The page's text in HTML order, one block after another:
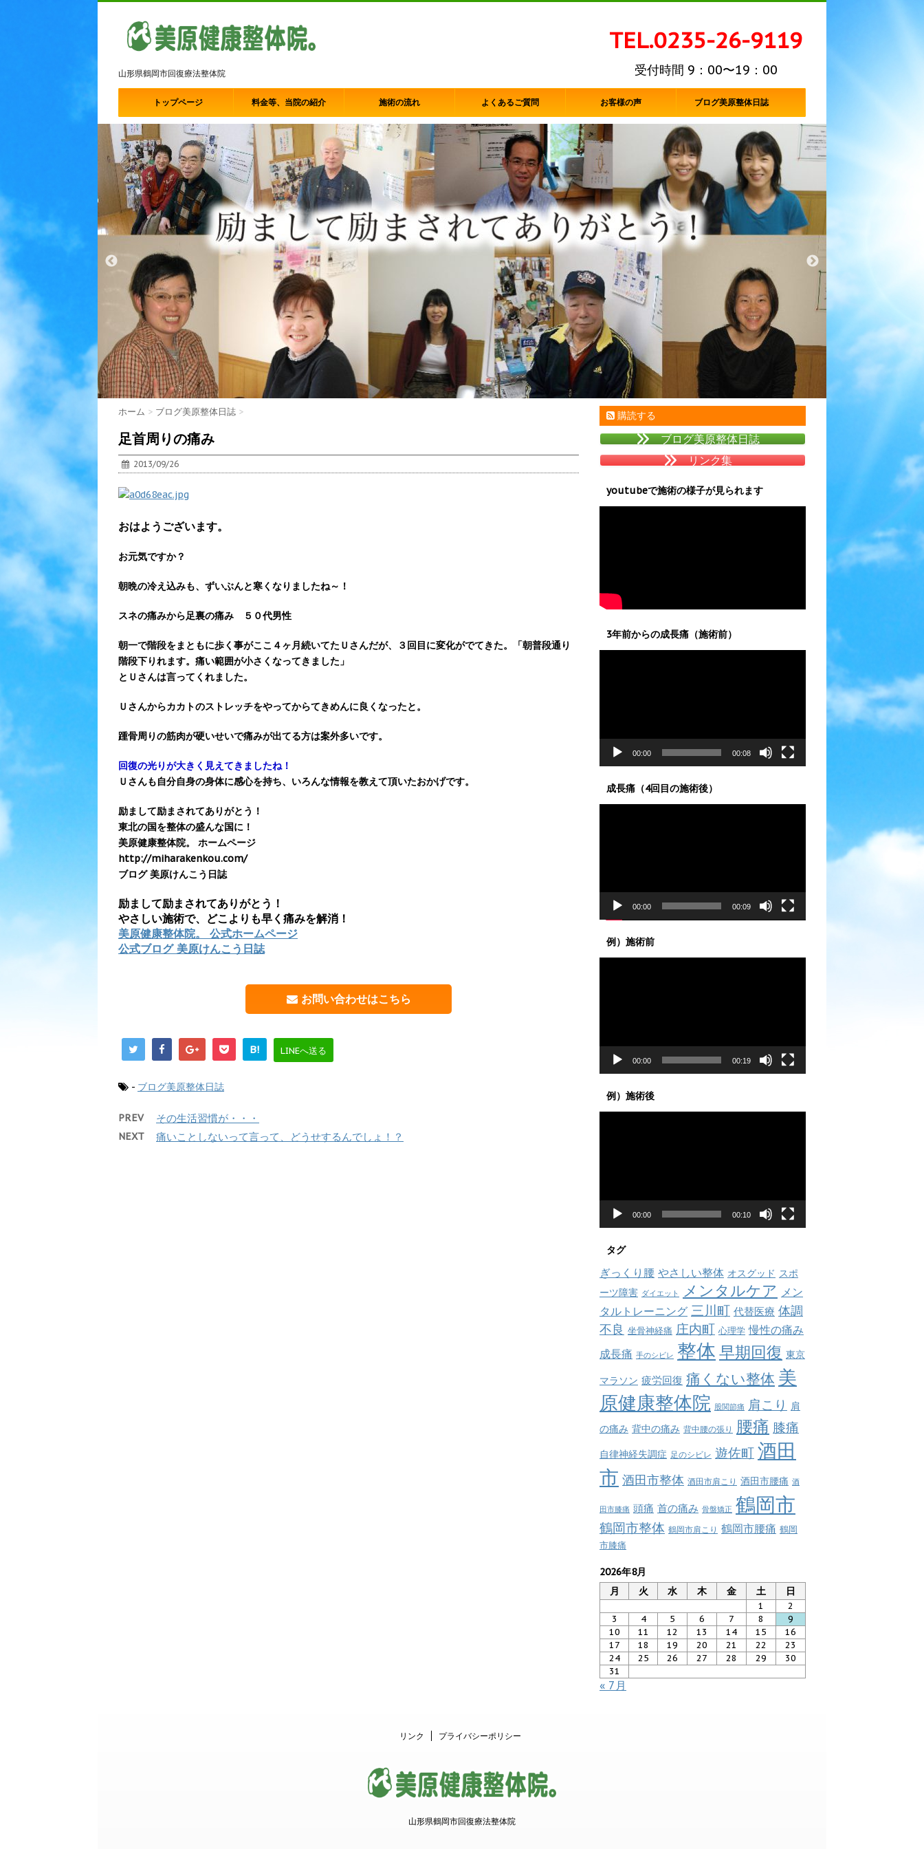
山形県鶴岡市回復療法整体院
TEL.0235-26-9119
受付時間 9：00〜19：00
トップページ 料金等、当院の紹介 施術の流れ よくあるご質問 お客様の声 ブログ美原整体日誌
ホーム > ブログ美原整体日誌 >
足首周りの痛み
2013/09/26
おはようございます。
お元気ですか？
朝晩の冷え込みも、ずいぶんと寒くなりましたね～！
スネの痛みから足裏の痛み ５０代男性
朝一で階段をまともに歩く事がここ４ヶ月続いてたＵさんだが、３回目に変化がでてきた。「朝普段通り
階段下りれます。痛い範囲が小さくなってきました」
とＵさんは言ってくれました。
Ｕさんからカカトのストレッチをやってからてきめんに良くなったと。
踵骨周りの筋肉が硬いせいで痛みが出てる方は案外多いです。
回復の光りが大きく見えてきましたね！
Ｕさんも自分自身の身体に感心を持ち、いろんな情報を教えて頂いたおかげです。
励まして励まされてありがとう！
東北の国を整体の盛んな国に！
美原健康整体院。 ホームページ
http://miharakenkou.com/
ブログ 美原けんこう日誌
励まして励まされてありがとう！
やさしい施術で、どこよりも早く痛みを解消！
美原健康整体院。 公式ホームページ
公式ブログ 美原けんこう日誌
お問い合わせはこちら
B! LINEへ送る
- ブログ美原整体日誌
PREV その生活習慣が・・・
NEXT 痛いことしないって言って、どうせするんでしょ！？
購読する
ブログ美原整体日誌
リンク集
youtubeで施術の様子が見られます
3年前からの成長痛（施術前）
00:00 00:08
成長痛（4回目の施術後）
00:00 00:09
例）施術前
00:00 00:19
例）施術後
00:00 00:10
タグ
ぎっくり腰 やさしい整体 オスグッド スポ
ーツ障害 ダイエット メンタルケア メン
タルトレーニング 三川町 代替医療 体調
不良 坐骨神経痛 庄内町 心理学 慢性の痛み
成長痛 手のシビレ 整体 早期回復 東京
マラソン 疲労回復 痛くない整体 美
原健康整体院 股関節痛 肩こり 肩
の痛み 背中の痛み 背中腰の張り 腰痛 膝痛
自律神経失調症 足のシビレ 遊佐町 酒田
市 酒田市整体 酒田市肩こり 酒田市腰痛 酒
田市膝痛 頭痛 首の痛み 骨盤矯正 鶴岡市
鶴岡市整体 鶴岡市肩こり 鶴岡市腰痛 鶴岡
市膝痛
2026年8月
月
火 水 木 金 土 日
1
2
3
4 5 6 7 8
9
10
11 12 13 14 15
16
17
18 19 20 21 22
23
24
25 26 27 28 29
30
31
« 7月
リンク プライバシーポリシー
山形県鶴岡市回復療法整体院